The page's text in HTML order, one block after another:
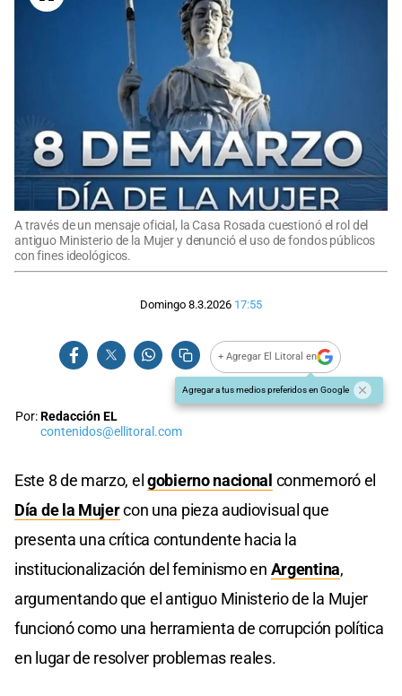
A través de un mensaje oficial, la Casa Rosada cuestionó el rol del
antiguo Ministerio de la Mujer y denunció el uso de fondos públicos
con fines ideológicos.
Domingo 8.3.2026 17:55
+ Agregar El Litoral en
Agregar a tus medios preferidos en Google
Por:Redacción EL
contenidos@ellitoral.com
Este 8 de marzo, elgobierno nacional conmemoró el
Día de la Mujercon una pieza audiovisual que
presenta una crítica contundente hacia la
institucionalización del feminismo en Argentina,
argumentando que el antiguo Ministerio de la Mujer
funcionó como una herramienta de corrupción política
en lugar de resolver problemas reales.